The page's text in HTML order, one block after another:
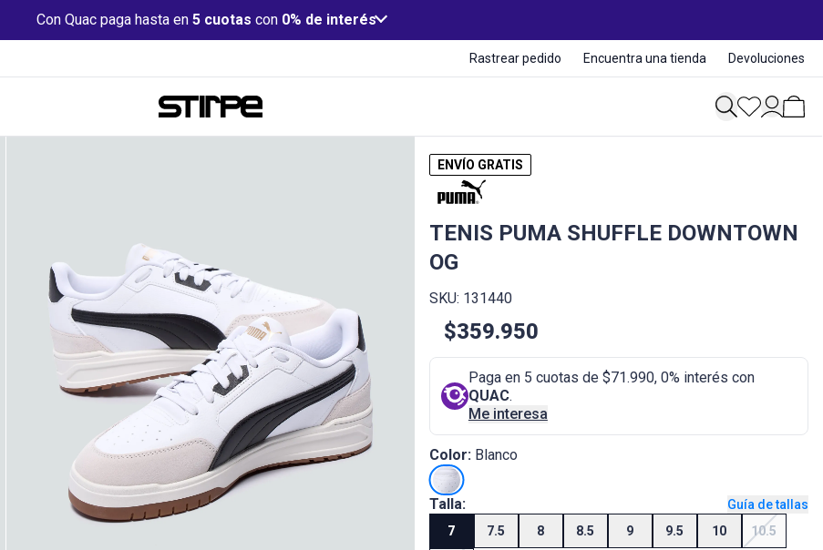
Con Quac paga hasta en 5 cuotas con 0% de interés
Rastrear pedido Encuentra una tienda Devoluciones
ENVÍO GRATIS
TENIS PUMA SHUFFLE DOWNTOWN
OG
SKU: 131440
$359.950
Paga en 5 cuotas de $71.990, 0% interés con
QUAC.
Me interesa
Color: Blanco
Talla:
Guía de tallas
7
7.5 8 8.5 9 9.5 10 10.5